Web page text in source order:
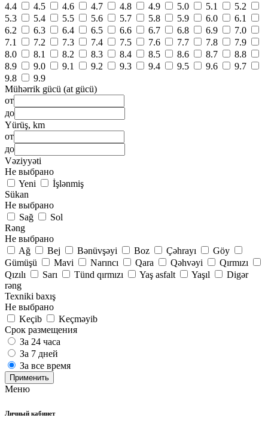
4.4
4.5 4.6 4.7 4.8 4.9 5.0 5.1
5.2
5.3
5.4 5.5 5.6 5.7 5.8 5.9 6.0
6.1
6.2
6.3 6.4 6.5 6.6 6.7 6.8 6.9
7.0
7.1
7.2 7.3 7.4 7.5 7.6 7.7 7.8
7.9
8.0
8.1 8.2 8.3 8.4 8.5 8.6 8.7
8.8
8.9
9.0 9.1 9.2 9.3 9.4 9.5 9.6
9.7
9.8
9.9
Mühərrik gücü (at gücü)
от
до
Yürüş, km
от
до
Vəziyyəti
Не выбрано
Yeni
İşlənmiş
Sükan
Не выбрано
Sağ
Sol
Rəng
Не выбрано
Ağ
Bej Bənüvşəyi Boz Çəhrayı
Göy
Gümüşü
Mavi Narıncı Qara Qəhvəyi
Qırmızı
Qızılı
Sarı Tünd qırmızı Yaş asfalt Yaşıl
Digər
rəng
Texniki baxış
Не выбрано
Keçib
Keçməyib
Срок размещения
За 24 часа
За 7 дней
За все время
Применить
Меню
Личный кабинет